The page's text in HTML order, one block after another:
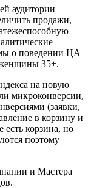
аудитории
продажи,
о поведении ЦА
35+.
на новую
микроконверсии,
(заявки,
в корзину и
корзина, но
поэтому
и Мастера